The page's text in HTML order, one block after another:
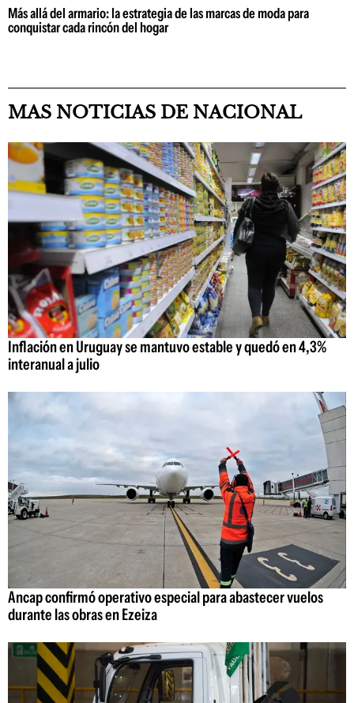
Más allá del armario: la estrategia de las marcas de moda para
conquistar cada rincón del hogar
MAS NOTICIAS DE NACIONAL
Inflación en Uruguay se mantuvo estable y quedó en 4,3%
interanual a julio
Ancap confirmó operativo especial para abastecer vuelos
durante las obras en Ezeiza